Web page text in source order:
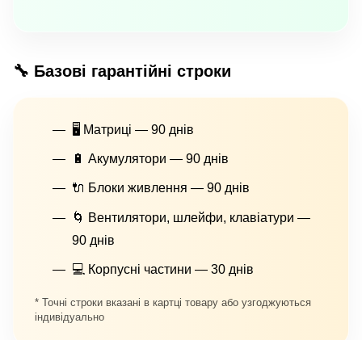
🔧 Базові гарантійні строки
🖥 Матриці — 90 днів
🔋 Акумулятори — 90 днів
🔌 Блоки живлення — 90 днів
🌀 Вентилятори, шлейфи, клавіатури —
90 днів
💻 Корпусні частини — 30 днів
* Точні строки вказані в картці товару або узгоджуються
індивідуально